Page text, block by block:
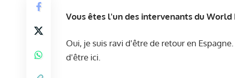
Vous êtes l'un des intervenants du
Oui, je suis ravi d'être de retour en
d'être ici.